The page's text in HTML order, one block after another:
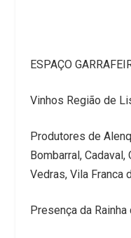
ESPAÇO
Vinhos Região de
Produtores de
Bombarral, Cadaval,
Vedras, Vila Franca
Presença da